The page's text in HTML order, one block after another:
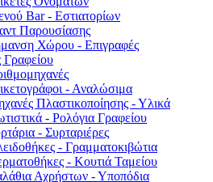
Bar - Εστιατορίων
Παρουσίασης
Χώρου - Επιγραφές
- Αναλώσιμα
Πλαστικοποίησης - Υλικά
- Ρολόγια Γραφείου
- Συρταριέρες
- Γραμματοκιβώτια
- Κουτιά Ταμείου
Αχρήστων - Υποπόδια